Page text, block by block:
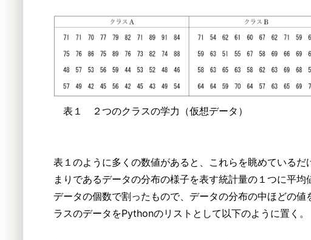
表１ ２つのクラスの学力（仮想データ）
表１のように多くの数値があると、これらを眺めている
まりであるデータの分布の様子を表す統計量の１つに平
データの個数で割ったもので、データの分布の中ほどの
ラスのデータをPythonのリストとして以下のように置く。